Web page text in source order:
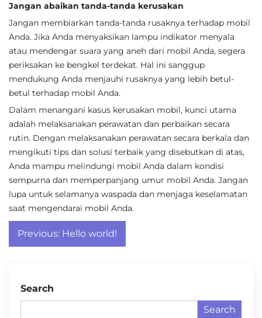
Jangan abaikan tanda-tanda kerusakan
Jangan membiarkan tanda-tanda rusaknya terhadap mobil
Anda. Jika Anda menyaksikan lampu indikator menyala
atau mendengar suara yang aneh dari mobil Anda, segera
periksakan ke bengkel terdekat. Hal ini sanggup
mendukung Anda menjauhi rusaknya yang lebih betul-
betul terhadap mobil Anda.
Dalam menangani kasus kerusakan mobil, kunci utama
adalah melaksanakan perawatan dan perbaikan secara
rutin. Dengan melaksanakan perawatan secara berkala dan
mengikuti tips dan solusi terbaik yang disebutkan di atas,
Anda mampu melindungi mobil Anda dalam kondisi
sempurna dan memperpanjang umur mobil Anda. Jangan
lupa untuk selamanya waspada dan menjaga keselamatan
saat mengendarai mobil Anda.
Post
navigation
Previous: Hello world!
Search
Search